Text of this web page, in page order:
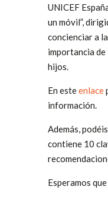
UNICEF
un móvil”,
concienciar a
importancia de
hijos.
En esteenlace
información.
Además,
contiene 10
Esperamos